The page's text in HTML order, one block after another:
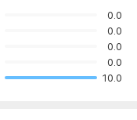
0.0
0.0
0.0
0.0
10.0